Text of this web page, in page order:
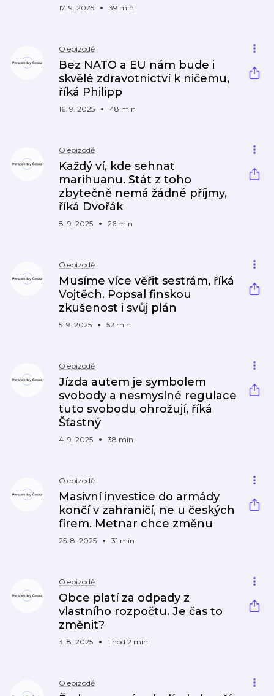
17. 9. 2025 39 min
O epizodě
Bez NATO a EU nám bude i
skvělé zdravotnictví k ničemu,
říká Philipp
16. 9. 2025 48 min
O epizodě
Každý ví, kde sehnat
marihuanu. Stát z toho
zbytečně nemá žádné příjmy,
říká Dvořák
8. 9. 2025 26 min
O epizodě
Musíme více věřit sestrám, říká
Vojtěch. Popsal finskou
zkušenost i svůj plán
5. 9. 2025 52 min
O epizodě
Jízda autem je symbolem
svobody a nesmyslné regulace
tuto svobodu ohrožují, říká
Šťastný
4. 9. 2025 38 min
O epizodě
Masivní investice do armády
končí v zahraničí, ne u českých
firem. Metnar chce změnu
25. 8. 2025 31 min
O epizodě
Obce platí za odpady z
vlastního rozpočtu. Je čas to
změnit?
3. 8. 2025 1 hod 2 min
O epizodě